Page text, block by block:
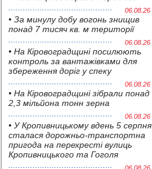
06.08.26
• За минулу добу вогонь знищив
понад 7 тисяч кв. м території
06.08.26
• На Кіровоградщині посилюють
контроль за вантажівками для
збереження доріг у спеку
06.08.26
• На Кіровоградщині зібрали понад
2,3 мільйона тонн зерна
06.08.26
• У Кропивницькому вдень 5 серпня
сталася дорожньо-транспортна
пригода на перехресті вулиць
Кропивницького та Гоголя